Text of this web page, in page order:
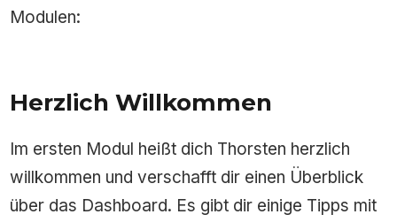
Modulen:
Herzlich Willkommen
Im ersten Modul heißt dich Thorsten herzlich
willkommen und verschafft dir einen Überblick
über das Dashboard. Es gibt dir einige Tipps mit